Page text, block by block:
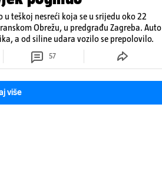
teškoj nesreći koja se u srijedu oko 22
Obrežu, u predgrađu Zagreba. Auto
a od siline udara vozilo se prepolovilo.
57
više